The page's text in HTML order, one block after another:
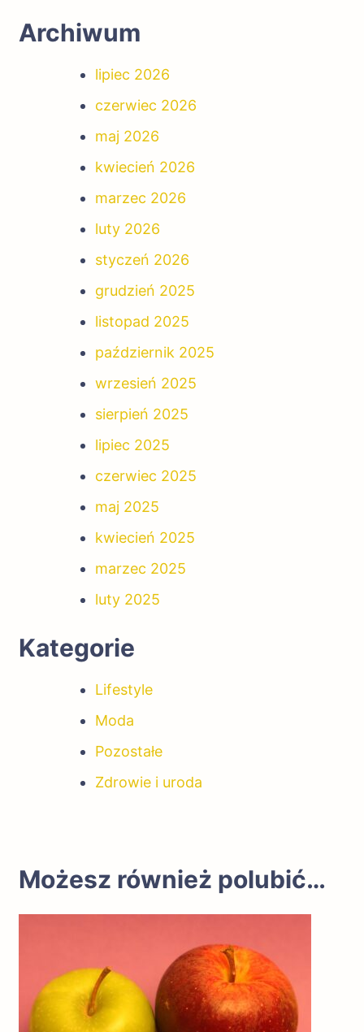
Archiwum
lipiec 2026
czerwiec 2026
maj 2026
kwiecień 2026
marzec 2026
luty 2026
styczeń 2026
grudzień 2025
listopad 2025
październik 2025
wrzesień 2025
sierpień 2025
lipiec 2025
czerwiec 2025
maj 2025
kwiecień 2025
marzec 2025
luty 2025
Kategorie
Lifestyle
Moda
Pozostałe
Zdrowie i uroda
Możesz również polubić…